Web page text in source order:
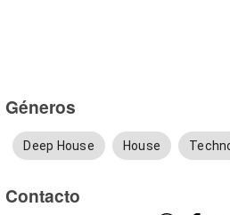
Géneros
Deep House House
Contacto